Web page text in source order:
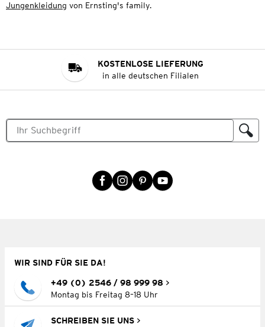
Jungenkleidung von Ernsting's family.
KOSTENLOSE LIEFERUNG
in alle deutschen Filialen
WIR SIND FÜR SIE DA!
+49 (0) 2546 / 98 999 98
Montag bis Freitag 8–18 Uhr
SCHREIBEN SIE UNS